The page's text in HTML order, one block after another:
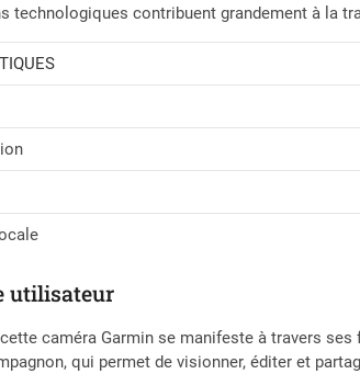
technologiques contribuent grandement à la
utilisateur
caméra Garmin se manifeste à travers
qui permet de visionner, éditer et